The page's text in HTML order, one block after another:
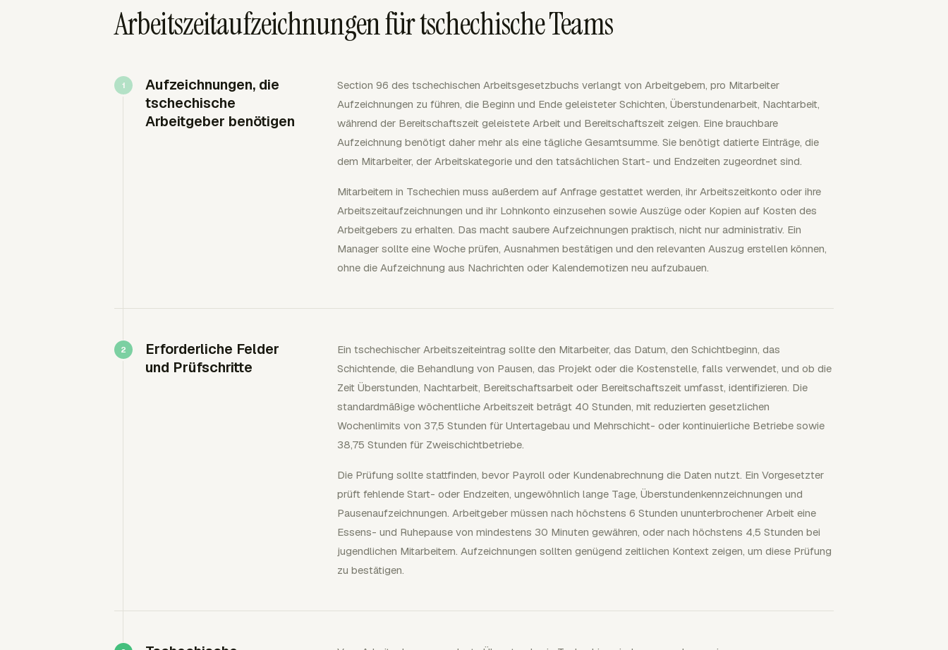
Arbeitszeitaufzeichnungen für tschechische Teams
Aufzeichnungen, die
tschechische
Arbeitgeber benötigen
Section 96 des tschechischen Arbeitsgesetzbuchs verlangt von Arbeitgebern, pro Mitarbeiter
Aufzeichnungen zu führen, die Beginn und Ende geleisteter Schichten, Überstundenarbeit, Nachtarbeit,
während der Bereitschaftszeit geleistete Arbeit und Bereitschaftszeit zeigen. Eine brauchbare
Aufzeichnung benötigt daher mehr als eine tägliche Gesamtsumme. Sie benötigt datierte Einträge, die
dem Mitarbeiter, der Arbeitskategorie und den tatsächlichen Start- und Endzeiten zugeordnet sind.
Mitarbeitern in Tschechien muss außerdem auf Anfrage gestattet werden, ihr Arbeitszeitkonto oder ihre
Arbeitszeitaufzeichnungen und ihr Lohnkonto einzusehen sowie Auszüge oder Kopien auf Kosten des
Arbeitgebers zu erhalten. Das macht saubere Aufzeichnungen praktisch, nicht nur administrativ. Ein
Manager sollte eine Woche prüfen, Ausnahmen bestätigen und den relevanten Auszug erstellen können,
ohne die Aufzeichnung aus Nachrichten oder Kalendernotizen neu aufzubauen.
Erforderliche Felder
und Prüfschritte
Ein tschechischer Arbeitszeiteintrag sollte den Mitarbeiter, das Datum, den Schichtbeginn, das
Schichtende, die Behandlung von Pausen, das Projekt oder die Kostenstelle, falls verwendet, und ob die
Zeit Überstunden, Nachtarbeit, Bereitschaftsarbeit oder Bereitschaftszeit umfasst, identifizieren. Die
standardmäßige wöchentliche Arbeitszeit beträgt 40 Stunden, mit reduzierten gesetzlichen
Wochenlimits von 37,5 Stunden für Untertagebau und Mehrschicht- oder kontinuierliche Betriebe sowie
38,75 Stunden für Zweischichtbetriebe.
Die Prüfung sollte stattfinden, bevor Payroll oder Kundenabrechnung die Daten nutzt. Ein Vorgesetzter
prüft fehlende Start- oder Endzeiten, ungewöhnlich lange Tage, Überstundenkennzeichnungen und
Pausenaufzeichnungen. Arbeitgeber müssen nach höchstens 6 Stunden ununterbrochener Arbeit eine
Essens- und Ruhepause von mindestens 30 Minuten gewähren, oder nach höchstens 4,5 Stunden bei
jugendlichen Mitarbeitern. Aufzeichnungen sollten genügend zeitlichen Kontext zeigen, um diese Prüfung
zu bestätigen.